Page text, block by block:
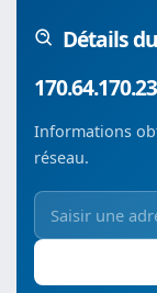
Détails
Informations
réseau.